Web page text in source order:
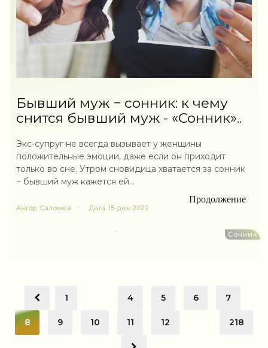
Бывший муж − сонник: к чему
снится бывший муж - «Сонник»..
Экс-супруг не всегда вызывает у женщины
положительные эмоции, даже если он приходит
только во сне. Утром сновидица хватается за сонник
− бывший муж кажется ей...
Продолжение
Автор Саломея Дата 15-дек-2022
Сонник
1 4 5 6 7
8 9 10 11 12 218